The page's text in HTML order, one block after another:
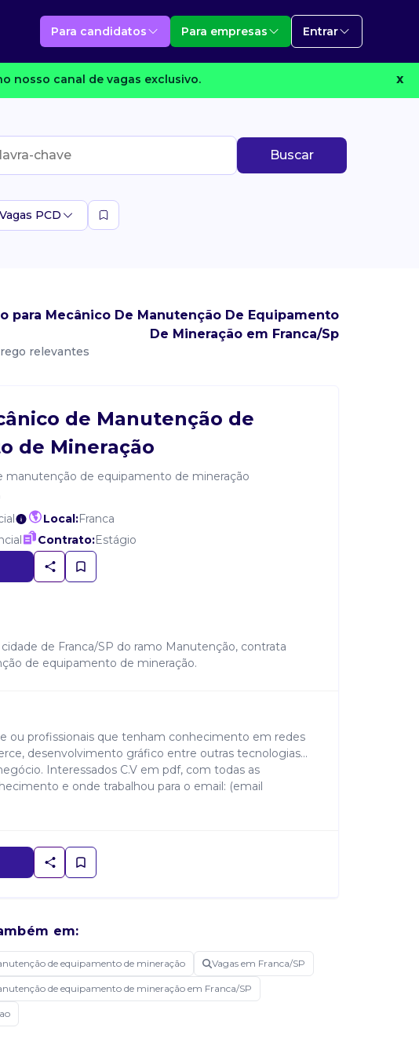
Para candidatos Para empresas Entrar
nosso canal de vagas exclusivo. X
Buscar
Vagas PCD
para Mecânico De Manutenção De Equipamento
De Mineração em Franca/Sp
relevantes
de Manutenção de
de Mineração
manutenção de equipamento de mineração
Local:Franca
Contrato:Estágio
de Franca/SP do ramo Manutenção, contrata
de equipamento de mineração.
ou profissionais que tenham conhecimento em redes
desenvolvimento gráfico entre outras tecnologias...
Interessados C.V em pdf, com todas as
e onde trabalhou para o email: (email
em:
de equipamento de mineração Vagas em Franca/SP
de equipamento de mineração em Franca/SP